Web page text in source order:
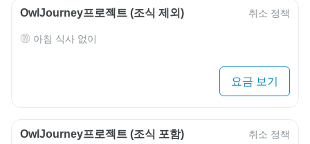
OwlJourney프로젝트 (조식 제외) 취소 정책
아침 식사 없이
요금 보기
OwlJourney프로젝트 (조식 포함) 취소 정책